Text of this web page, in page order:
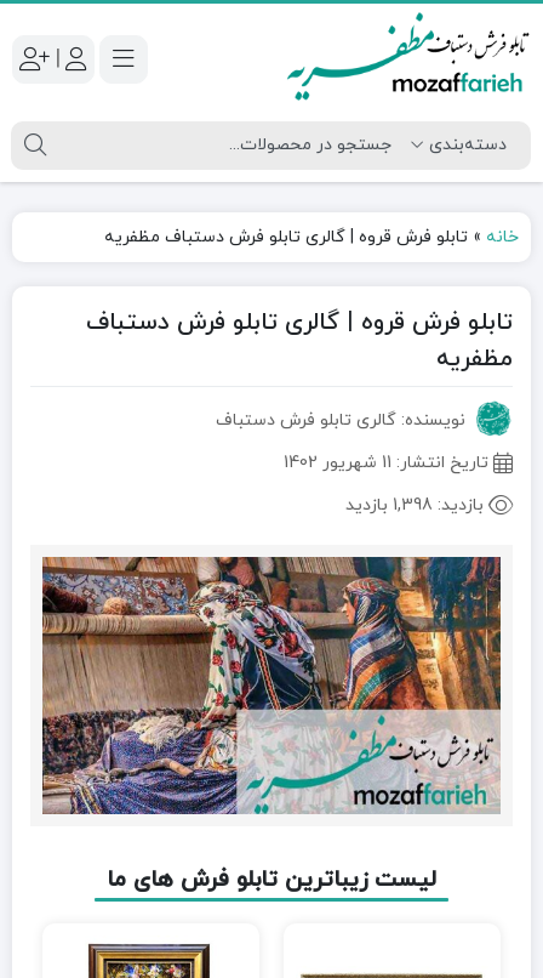
|
خانه » تابلو فرش قروه | گالری تابلو فرش دستباف مظفریه
تابلو فرش قروه | گالری تابلو فرش دستباف
مظفریه
نویسنده: گالری تابلو فرش دستباف
تاریخ انتشار: 11 شهریور 1402
بازدید: 1,398 بازدید
لیست زیباترین تابلو فرش های ما